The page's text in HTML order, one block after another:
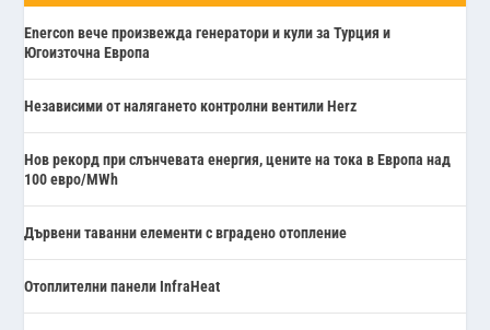
Enercon вече произвежда генератори и кули за Турция и
Югоизточна Европа
Независими от налягането контролни вентили Herz
Нов рекорд при слънчевата енергия, цените на тока в Европа над
100 евро/MWh
Дървени таванни елементи с вградено отопление
Отоплителни панели InfraHeat